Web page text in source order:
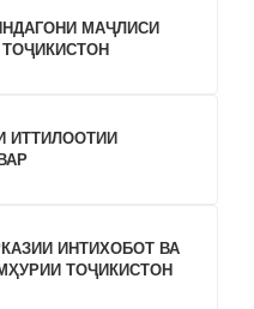
МАҶЛИСИ
ИТТИЛООТИИ
ИНТИХОБОТ ВА
ТОҶИКИСТОН